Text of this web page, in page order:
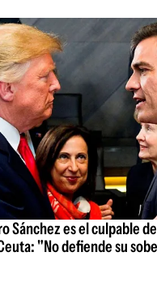
Sánchez es el culpable
"No defiende su